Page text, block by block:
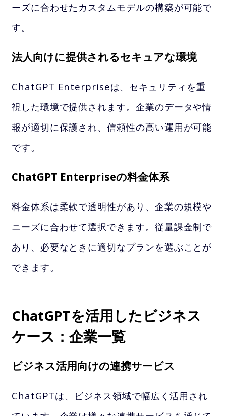
ーズに合わせたカスタムモデルの構築が可能で
す。
法人向けに提供されるセキュアな環境
ChatGPT Enterpriseは、セキュリティを重
視した環境で提供されます。企業のデータや情
報が適切に保護され、信頼性の高い運用が可能
です。
ChatGPT Enterpriseの料金体系
料金体系は柔軟で透明性があり、企業の規模や
ニーズに合わせて選択できます。従量課金制で
あり、必要なときに適切なプランを選ぶことが
できます。
ChatGPTを活用したビジネス
ケース：企業一覧
ビジネス活用向けの連携サービス
ChatGPTは、ビジネス領域で幅広く活用され